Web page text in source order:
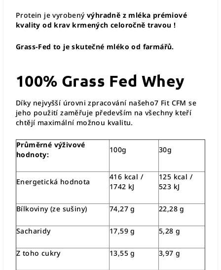
Protein je vyrobený výhradně z mléka prémiové
kvality od krav krmených celoročně travou !
Grass-Fed to je skutečné mléko od farmářů.
100% Grass Fed Whey
Díky nejvyšší úrovni zpracování našeho7 Fit CFM se
jeho použití zaměřuje především na všechny kteří
chtějí maximální možnou kvalitu.
Průměrné výživové
hodnoty:
100g 30g
Energetická hodnota
416 kcal /
1742 kJ
125 kcal /
523 kJ
Bílkoviny (ze sušiny) 74,27 g 22,28 g
Sacharidy 17,59 g 5,28 g
Z toho cukry 13,55 g 3,97 g